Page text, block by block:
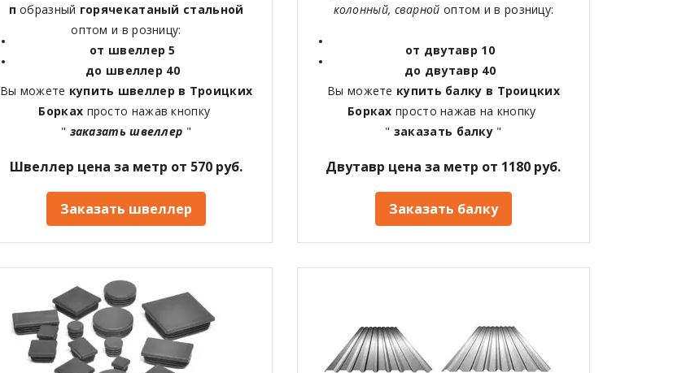
побразный горячекатаный стальной
оптом и в розницу:
от швеллер 5
до швеллер 40
Вы можете купить швеллер в Троицких
Борках просто нажав кнопку
" заказать швеллер "
Швеллер цена за метр от 570 руб.
Заказать швеллер
колонный, сварной оптом и в розницу:
от двутавр 10
до двутавр 40
Вы можете купить балку в Троицких
Борках просто нажав на кнопку
" заказать балку "
Двутавр цена за метр от 1180 руб.
Заказать балку